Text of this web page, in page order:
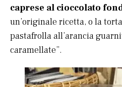
caprese al cioccolato
un’originale ricetta, o la
pastafrolla all’arancia
caramellate”.